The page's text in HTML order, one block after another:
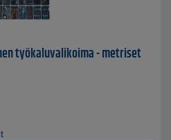
työkaluvalikoima - metriset